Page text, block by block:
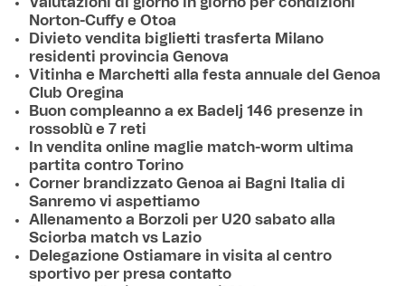
Norton-Cuffy e Otoa
Divieto vendita biglietti trasferta Milano
residenti provincia Genova
Vitinha e Marchetti alla festa annuale del Genoa
Club Oregina
Buon compleanno a ex Badelj 146 presenze in
rossoblù e 7 reti
In vendita online maglie match-worm ultima
partita contro Torino
Corner brandizzato Genoa ai Bagni Italia di
Sanremo vi aspettiamo
Allenamento a Borzoli per U20 sabato alla
Sciorba match vs Lazio
Delegazione Ostiamare in visita al centro
sportivo per presa contatto